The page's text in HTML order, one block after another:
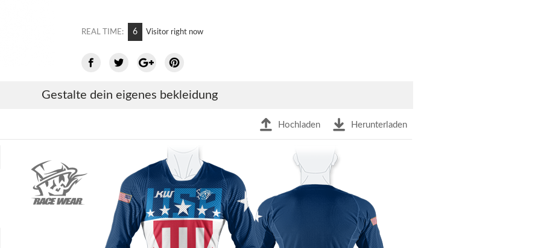
REAL TIME: 11 Visitor right now
Gestalte dein eigenes bekleidung
Hochladen Herunterladen